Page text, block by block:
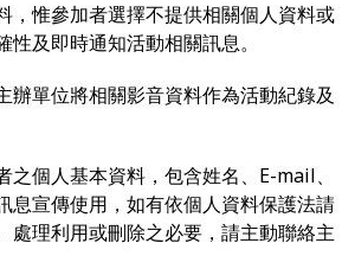
，惟參加者選擇不提供相關個人資料或
及即時通知活動相關訊息。
單位將相關影音資料作為活動紀錄及
個人基本資料，包含姓名、E-mail、
息宣傳使用，如有依個人資料保護法請
處理利用或刪除之必要，請主動聯絡主